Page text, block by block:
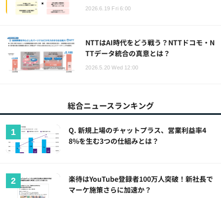
2026.6.19 Fri 6:00
NTTはAI時代をどう戦う？NTTドコモ・N
TTデータ統合の真意とは？
2026.5.20 Wed 12:00
総合ニュースランキング
Q. 新規上場のチャットプラス、営業利益率4
8%を生む3つの仕組みとは？
楽待はYouTube登録者100万人突破！新社長で
マーケ施策さらに加速か？